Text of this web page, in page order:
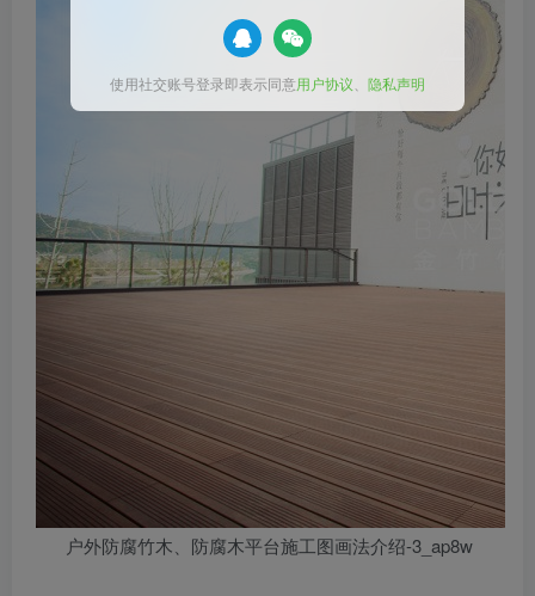
户外防腐竹木、防腐木平台施工图画法介绍-3_ap8w
使用社交账号登录即表示同意用户协议 隐私声明